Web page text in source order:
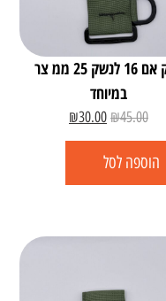
חבק אם 16 לנשק 25 ממ צר
במיוחד
₪45.00
₪30.00
הוספה לסל